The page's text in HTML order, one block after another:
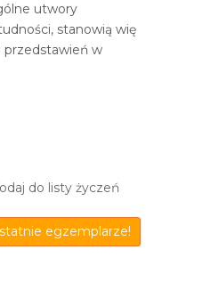
utwory
stanowią wię
przedstawień w
do listy życzeń
egzemplarze!